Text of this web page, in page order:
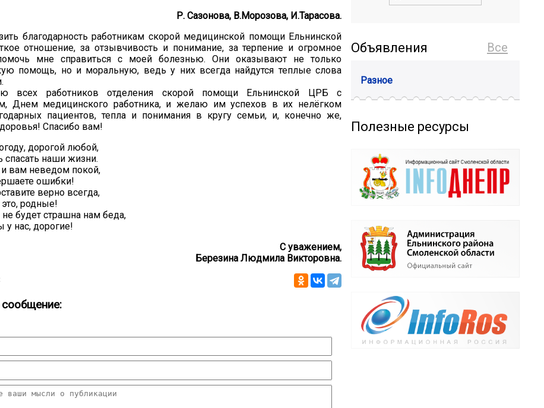
Р. Сазонова, В.Морозова, И.Тарасова.
благодарность работникам скорой медицинской помощи Ельнинской
отношение, за отзывчивость и понимание, за терпение и огромное
мне справиться с моей болезнью. Они оказывают не только
помощь, но и моральную, ведь у них всегда найдутся теплые слова
всех работников отделения скорой помощи Ельнинской ЦРБ с
Днем медицинского работника, и желаю им успехов в их нелёгком
пациентов, тепла и понимания в кругу семьи, и, конечно же,
Спасибо вам!
дорогой любой,
спасать наши жизни.
вам неведом покой,
ошибки!
верно всегда,
родные!
будет страшна нам беда,
у нас, дорогие!
С уважением,
Березина Людмила Викторовна.
сообщение:
Все
Объявления
Разное
Полезные ресурсы